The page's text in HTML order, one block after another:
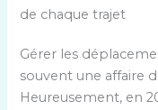
de chaque trajet
Gérer les
souvent une affaire
Heureusement, en